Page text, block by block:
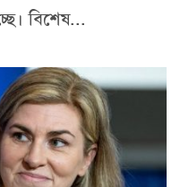
বিশেষ...